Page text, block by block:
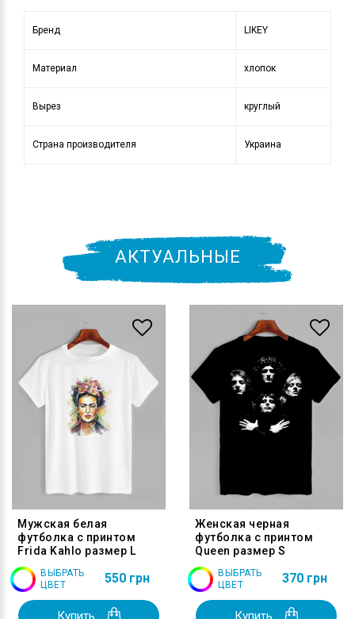
Бренд LIKEY
Материал хлопок
Вырез круглый
Страна производителя Украина
АКТУАЛЬНЫЕ
Мужская белая
футболка с принтом
Frida Kahlo размер L
ВЫБРАТЬ
ЦВЕТ
550 грн
Купить
Женская черная
футболка с принтом
Queen размер S
ВЫБРАТЬ
ЦВЕТ
370 грн
Купить